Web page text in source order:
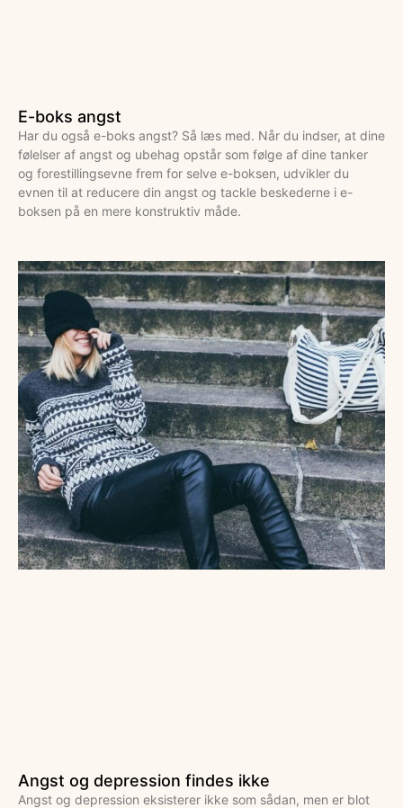
E-boks angst
Har du også e-boks angst? Så læs med. Når du indser, at dine
følelser af angst og ubehag opstår som følge af dine tanker
og forestillingsevne frem for selve e-boksen, udvikler du
evnen til at reducere din angst og tackle beskederne i e-
boksen på en mere konstruktiv måde.
Angst og depression findes ikke
Angst og depression eksisterer ikke som sådan, men er blot